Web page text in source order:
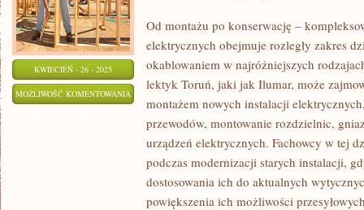
KWIECIEŃ - 26 - 2025
MOŻLIWOŚĆ KOMENTOWANIA POGOTOWIE
Od montażu po konserwację –
elektrycznych obejmuje rozległy zakres
okablowaniem w najróżniejszych
lektyk Toruń, jaki jak Ilumar, może
montażem nowych instalacji
przewodów, montowanie rozdzielnic,
urządzeń elektrycznych. Fachowcy w tej
podczas modernizacji starych instalacji,
dostosowania ich do aktualnych
powiększenia ich możliwości